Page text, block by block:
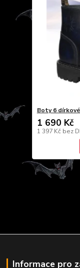
Boty 6
1 690 Kč
1 397 Kč bez
Informace pro